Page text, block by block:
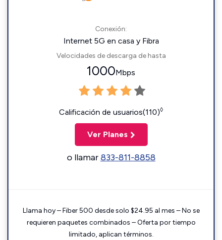
Conexión:
Internet 5G en casa y Fibra
Velocidades de descarga de hasta
1000Mbps
Calificación de usuarios(110)◊
Ver Planes
o llamar833-811-8858
Llama hoy – Fiber 500 desde solo $24.95 al mes – No se
requieren paquetes combinados – Oferta por tiempo
limitado, aplican términos.